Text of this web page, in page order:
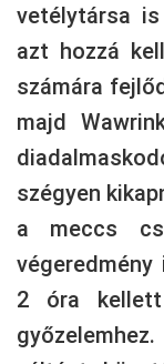
vetélytársa is
azt hozzá
számára
majd
szégyen
a meccs
2 óra